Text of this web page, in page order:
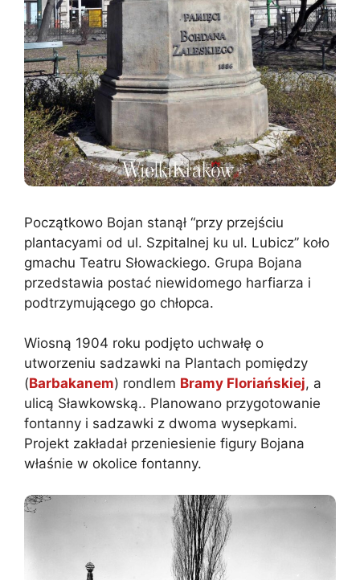
Początkowo Bojan stanął “przy przejściu
plantacyami od ul. Szpitalnej ku ul. Lubicz” koło
gmachu Teatru Słowackiego. Grupa Bojana
przedstawia postać niewidomego harfiarza i
podtrzymującego go chłopca.
Wiosną 1904 roku podjęto uchwałę o
utworzeniu sadzawki na Plantach pomiędzy
(Barbakanem) rondlem Bramy Floriańskiej, a
ulicą Sławkowską.. Planowano przygotowanie
fontanny i sadzawki z dwoma wysepkami.
Projekt zakładał przeniesienie figury Bojana
właśnie w okolice fontanny.